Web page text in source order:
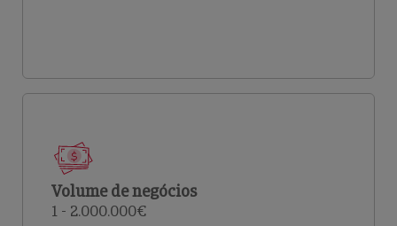
Volume de negócios
1 - 2.000.000€